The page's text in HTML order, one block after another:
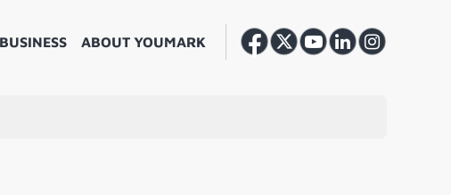
ABOUT YOUMARK